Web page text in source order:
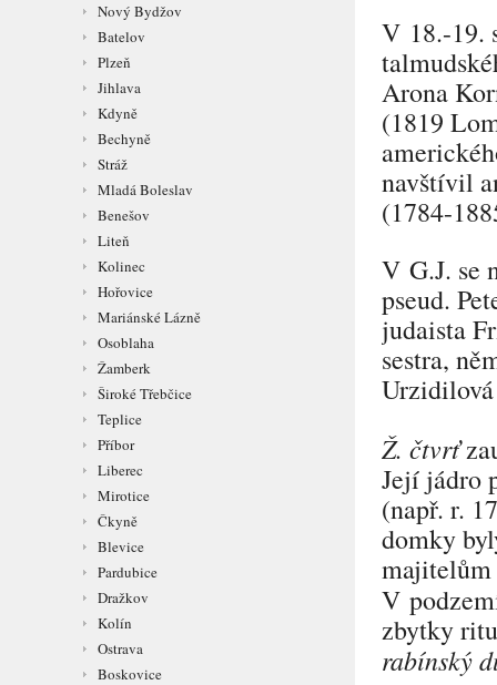
Nový Bydžov
Batelov
Plzeň
Jihlava
Kdyně
Bechyně
Stráž
Mladá Boleslav
Benešov
Liteň
Kolinec
Hořovice
Mariánské Lázně
Osoblaha
Žamberk
Široké Třebčice
Teplice
Příbor
Liberec
Mirotice
Čkyně
Blevice
Pardubice
Dražkov
Kolín
Ostrava
Boskovice
V 18.-19.
Arona
(1819
navštívil
(1784-
V G.J. se
pseud.
judaista
sestra,
Urzidilová
Ž. čtvrť
Její jádro
(např. r.
domky
majitelům
V
zbytky
rabínský